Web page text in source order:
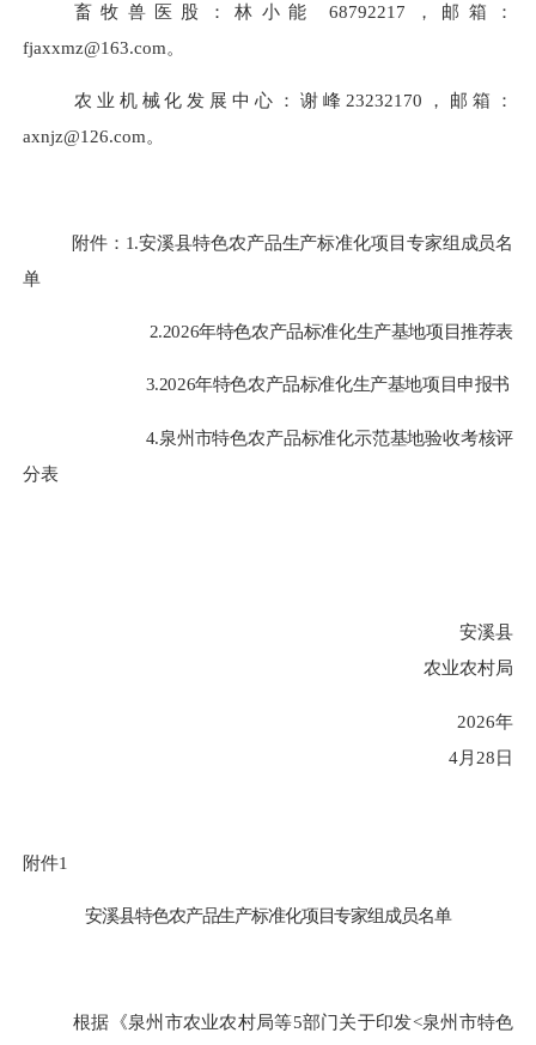
畜牧 兽医股 ：林小能 68792217， 邮箱：
fjaxxmz@163.com。
农业机械化发展中心 ：谢峰 23232170 ，邮箱：
axnjz@126.com。
附件： 1.安溪县特色农产品生产标准化项目专家组成员名
单
2.2026年特色农产品标准化生产基地项目推荐表
3.2026年特色农产品标准化生产基地项目申报书
4.泉州市特色农产品标准化示范基地验收考核评
分表
安溪县
农业农村局
2026年
4月 28日
附件1
安溪县特色农产品生产标准化项目专家组成员名单
根据《泉州市农业农村局等5部门关于印发<泉州市特色